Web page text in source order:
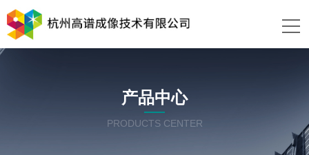
产品中心
PRODUCTS CENTER